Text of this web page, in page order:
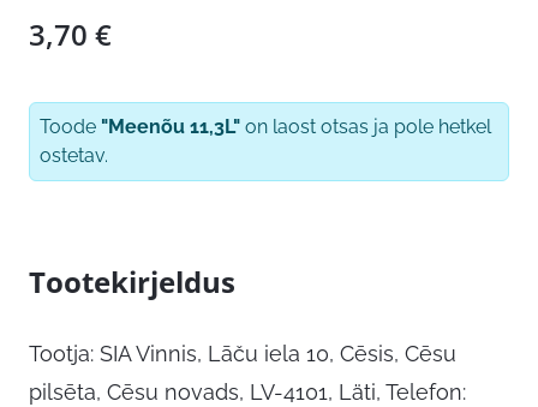
3,70 €
Toode "Meenõu 11,3L" on laost otsas ja pole hetkel
ostetav.
Tootekirjeldus
Tootja: SIA Vinnis, Lāču iela 10, Cēsis, Cēsu
pilsēta, Cēsu novads, LV-4101, Läti, Telefon: